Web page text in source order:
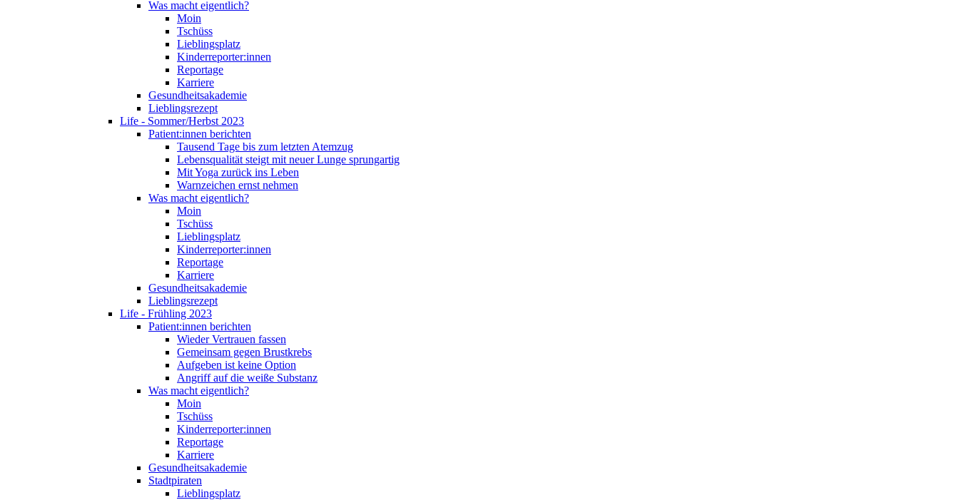
Was macht eigentlich?
Moin
Tschüss
Lieblingsplatz
Kinderreporter:innen
Reportage
Karriere
Gesundheitsakademie
Lieblingsrezept
Life - Sommer/Herbst 2023
Patient:innen berichten
Tausend Tage bis zum letzten Atemzug
Lebensqualität steigt mit neuer Lunge sprungartig
Mit Yoga zurück ins Leben
Warnzeichen ernst nehmen
Was macht eigentlich?
Moin
Tschüss
Lieblingsplatz
Kinderreporter:innen
Reportage
Karriere
Gesundheitsakademie
Lieblingsrezept
Life - Frühling 2023
Patient:innen berichten
Wieder Vertrauen fassen
Gemeinsam gegen Brustkrebs
Aufgeben ist keine Option
Angriff auf die weiße Substanz
Was macht eigentlich?
Moin
Tschüss
Kinderreporter:innen
Reportage
Karriere
Gesundheitsakademie
Stadtpiraten
Lieblingsplatz